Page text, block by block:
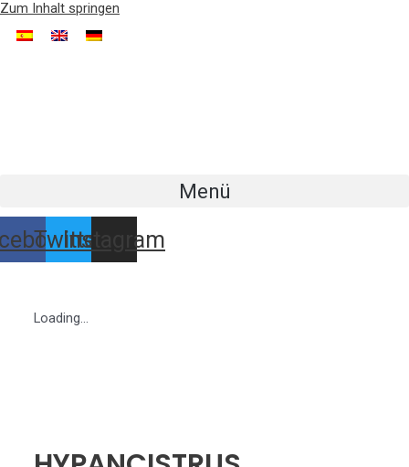
Zum Inhalt springen
Menü
TwitterInstagram
Loading...